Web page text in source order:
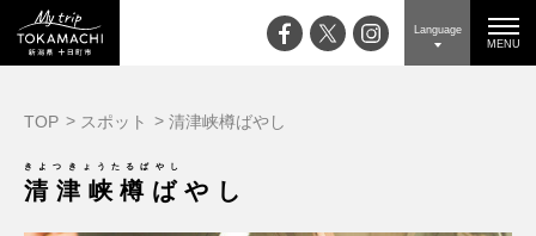
Language
MENU
TOP スポット 清津峡樽ばやし
きよつきょうたるばやし
清津峡樽ばやし